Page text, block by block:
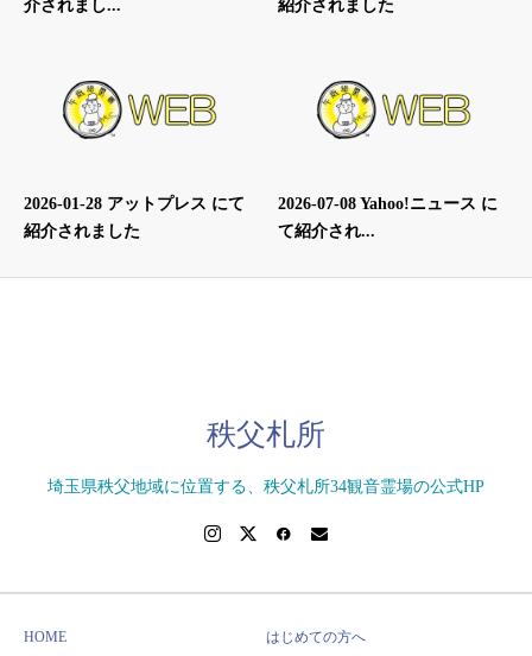
介されまし...
紹介されました
2026-01-28 アットプレス にて
紹介されました
2026-07-08 Yahoo!ニュース に
て紹介され...
秩父札所
埼玉県秩父地域に位置する、秩父札所34観音霊場の公式HP
HOME はじめての方へ